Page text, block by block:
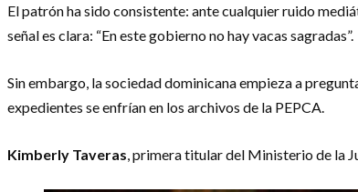
El patrón ha sido consistente: ante cualquier ruido
señal es clara: “En este gobierno no hay vacas sagradas”.
Sin embargo, la sociedad dominicana empieza a
expedientes se enfrían en los archivos de la PEPCA.
Kimberly Taveras , primera titular del Ministerio de la